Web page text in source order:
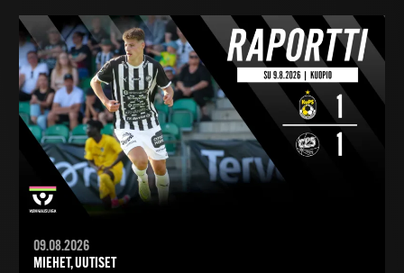
09.08.2026
MIEHET, UUTISET